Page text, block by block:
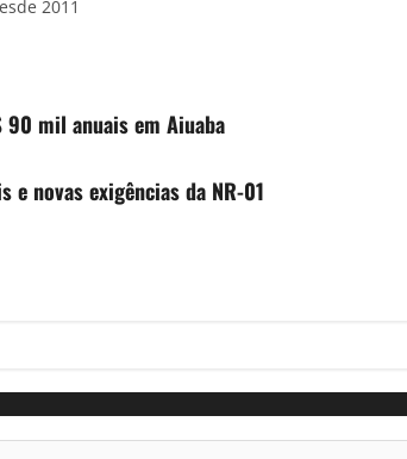
2011
90 mil anuais em Aiuaba
e novas exigências da NR-01